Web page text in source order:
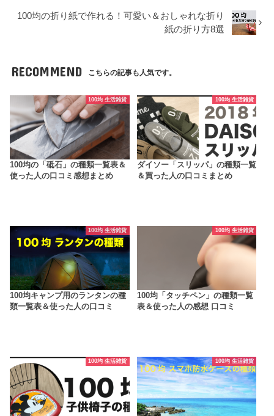
100均の折り紙で作れる！可愛い＆おしゃれな折り
紙の折り方8選
RECOMMEND こちらの記事も人気です。
100均 生活雑貨
100均の「砥石」の種類一覧表＆
使った人の口コミ感想まとめ
100均 生活雑貨
ダイソー「スリッパ」の種類一覧
＆買った人の口コミまとめ
100均 生活雑貨
100均キャンプ用のランタンの種
類一覧表＆使った人の口コミ
100均 生活雑貨
100均「タッチペン」の種類一覧
表＆使った人の感想 口コミ
100均 生活雑貨 100均 生活雑貨